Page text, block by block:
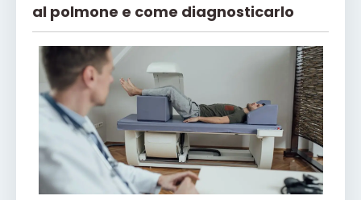
al polmone e come diagnosticarlo